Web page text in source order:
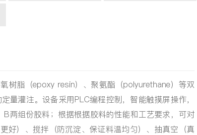
树脂（epoxy resin）、聚氨酯（polyurethane）等双
量灌注。设备采用PLC编程控制，智能触摸屏操作，
两组份胶料；根据根据胶料的性能和工艺要求，可对
好）、搅拌（防沉淀、保证料温均匀）、抽真空（真